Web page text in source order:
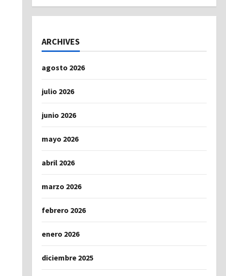
ARCHIVES
agosto 2026
julio 2026
junio 2026
mayo 2026
abril 2026
marzo 2026
febrero 2026
enero 2026
diciembre 2025